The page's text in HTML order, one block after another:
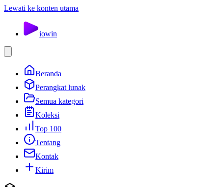
Lewati ke konten utama
iowin
Beranda
Perangkat lunak
Semua kategori
Koleksi
Top 100
Tentang
Kontak
Kirim